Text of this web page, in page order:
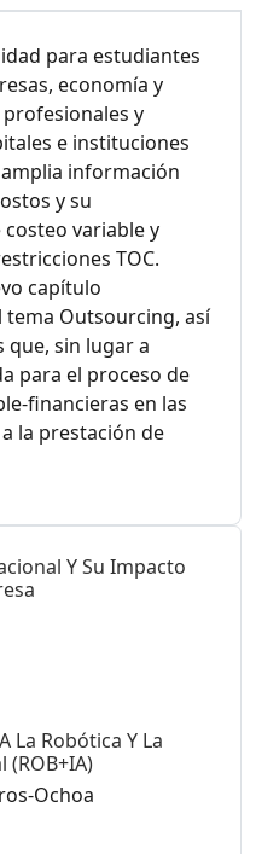
para estudiantes
economía y
y
e instituciones
información
y su
variable y
TOC.
capítulo
tema Outsourcing, así
que, sin lugar a
para el proceso de
financieras en las
la prestación de
Y Su Impacto
La Robótica Y La
Ochoa